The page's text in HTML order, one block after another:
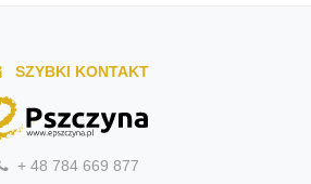
SZYBKI KONTAKT
+ 48 784 669 877